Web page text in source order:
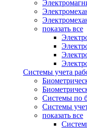
показать все
Системы учета
Системы по
Системы
показать все